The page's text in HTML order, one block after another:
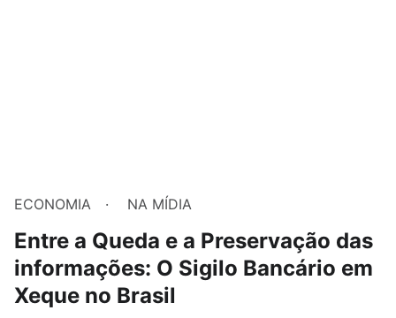
ECONOMIA NA MÍDIA
Entre a Queda e a Preservação das
informações: O Sigilo Bancário em
Xeque no Brasil